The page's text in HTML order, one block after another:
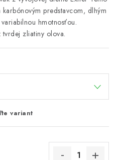
nad Žitavou »
predstavcom, dlhým
hmotnosťou.
tvrdej zliatiny olova.
variant